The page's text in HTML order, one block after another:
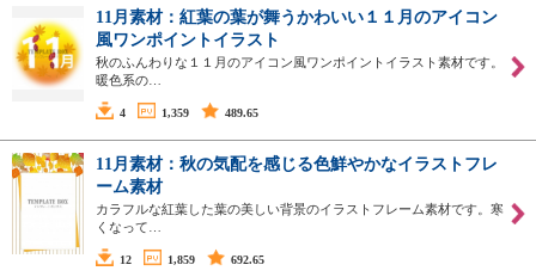
11月素材：紅葉の葉が舞うかわいい１１月のアイコン
風ワンポイントイラスト
秋のふんわりな１１月のアイコン風ワンポイントイラスト素材です。
暖色系の…
4 1,359 489.65
11月素材：秋の気配を感じる色鮮やかなイラストフレ
ーム素材
カラフルな紅葉した葉の美しい背景のイラストフレーム素材です。寒
くなって…
12 1,859 692.65